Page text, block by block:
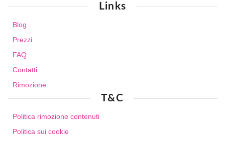
Links
Blog
Prezzi
FAQ
Contatti
Rimozione
T&C
Politica rimozione contenuti
Politica sui cookie